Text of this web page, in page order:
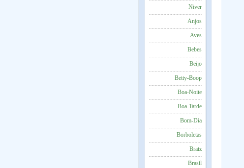
Niver
Anjos
Aves
Bebes
Beijo
Betty-Boop
Boa-Noite
Boa-Tarde
Bom-Dia
Borboletas
Bratz
Brasil